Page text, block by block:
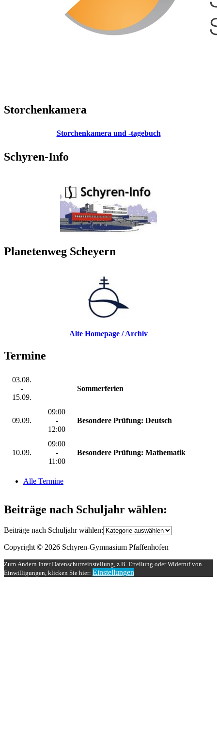
Storchenkamera
Storchenkamera und -tagebuch
Schyren-Info
Planetenweg Scheyern
Alte Homepage / Archiv
Termine
03.08.
-
15.09.
Sommerferien
09.09.
09:00
-
12:00
Besondere Prüfung: Deutsch
10.09.
09:00
-
11:00
Besondere Prüfung: Mathematik
Alle Termine
Beiträge nach Schuljahr wählen:
Beiträge nach Schuljahr wählen:
Copyright © 2026 Schyren-Gymnasium Pfaffenhofen
Zum Ändern Ihrer Datenschutzeinstellung, z.B. Erteilung oder Widerruf von
Einwilligungen, klicken Sie hier: Einstellungen